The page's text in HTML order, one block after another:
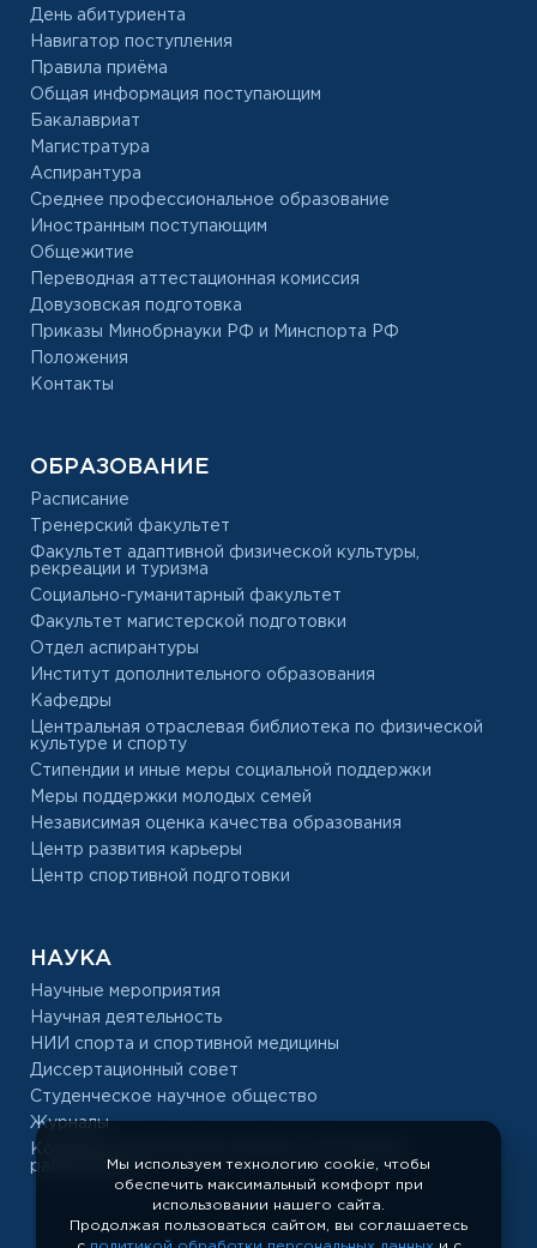
День абитуриента
Навигатор поступления
Правила приёма
Общая информация поступающим
Бакалавриат
Магистратура
Аспирантура
Среднее профессиональное образование
Иностранным поступающим
Общежитие
Переводная аттестационная комиссия
Довузовская подготовка
Приказы Минобрнауки РФ и Минспорта РФ
Положения
Контакты
ОБРАЗОВАНИЕ
Расписание
Тренерский факультет
Факультет адаптивной физической культуры,
рекреации и туризма
Социально-гуманитарный факультет
Факультет магистерской подготовки
Отдел аспирантуры
Институт дополнительного образования
Кафедры
Центральная отраслевая библиотека по физической
культуре и спорту
Стипендии и иные меры социальной поддержки
Меры поддержки молодых семей
Независимая оценка качества образования
Центр развития карьеры
Центр спортивной подготовки
НАУКА
Научные мероприятия
Научная деятельность
НИИ спорта и спортивной медицины
Диссертационный совет
Студенческое научное общество
Журналы
Конкурс на замещение должностей научных
работниковМы используем технологию cookie, чтобы
обеспечить максимальный комфорт при
использовании нашего сайта.
Продолжая пользоваться сайтом, вы соглашаетесь